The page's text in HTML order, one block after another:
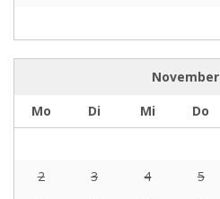
November
Mo
Di Mi Do
2
3 4 5